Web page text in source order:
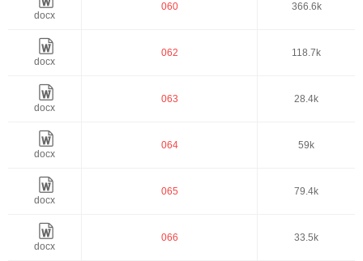
docx
060 366.6k
docx
062 118.7k
docx
063 28.4k
docx
064 59k
docx
065 79.4k
docx
066 33.5k